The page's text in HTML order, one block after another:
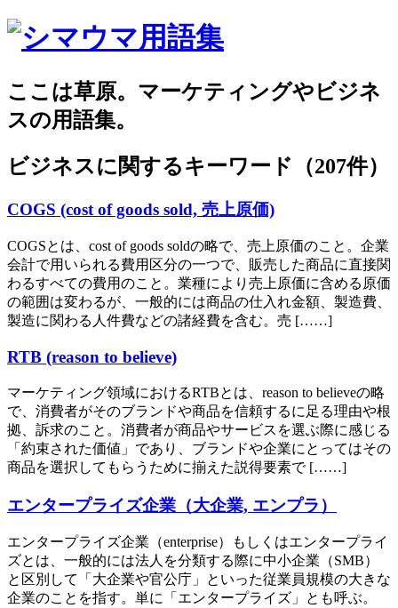
ここは草原。マーケティングやビジネ
スの用語集。
ビジネスに関するキーワード（207件）
COGS (cost of goods sold, 売上原価)
COGSとは、cost of goods soldの略で、売上原価のこと。企業
会計で用いられる費用区分の一つで、販売した商品に直接関
わるすべての費用のこと。業種により売上原価に含める原価
の範囲は変わるが、一般的には商品の仕入れ金額、製造費、
製造に関わる人件費などの諸経費を含む。売 [……]
RTB (reason to believe)
マーケティング領域におけるRTBとは、reason to believeの略
で、消費者がそのブランドや商品を信頼するに足る理由や根
拠、訴求のこと。消費者が商品やサービスを選ぶ際に感じる
「約束された価値」であり、ブランドや企業にとってはその
商品を選択してもらうために揃えた説得要素で [……]
エンタープライズ企業（大企業, エンプラ）
エンタープライズ企業（enterprise）もしくはエンタープライ
ズとは、一般的には法人を分類する際に中小企業（SMB）
と区別して「大企業や官公庁」といった従業員規模の大きな
企業のことを指す。単に「エンタープライズ」とも呼ぶ。